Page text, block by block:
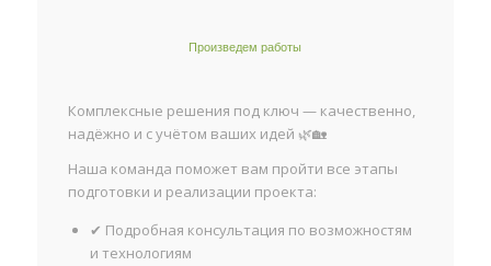
Произведем работы
Комплексные решения под ключ — качественно,
надёжно и с учётом ваших идей 🌿🏡
Наша команда поможет вам пройти все этапы
подготовки и реализации проекта:
✔ Подробная консультация по возможностям
и технологиям